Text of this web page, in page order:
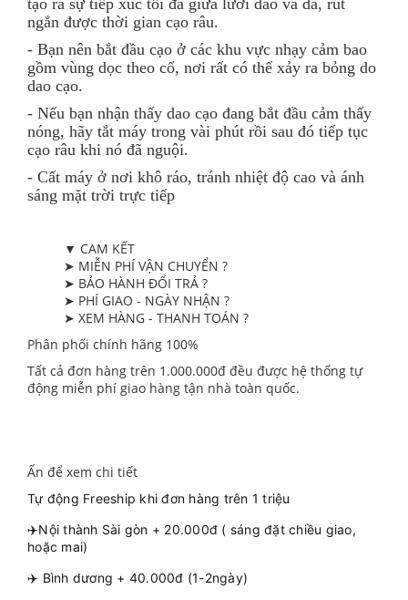
tạo ra sự tiếp xúc tối đa giữa lưỡi dao và da, rút
ngắn được thời gian cạo râu.
- Bạn nên bắt đầu cạo ở các khu vực nhạy cảm bao
gồm vùng dọc theo cổ, nơi rất có thể xảy ra bỏng do
dao cạo.
- Nếu bạn nhận thấy dao cạo đang bắt đầu cảm thấy
nóng, hãy tắt máy trong vài phút rồi sau đó tiếp tục
cạo râu khi nó đã nguội.
- Cất máy ở nơi khô ráo, tránh nhiệt độ cao và ánh
sáng mặt trời trực tiếp
▼ CAM KẾT
➤ MIỄN PHÍ VẬN CHUYỂN ?
➤ BẢO HÀNH ĐỔI TRẢ ?
➤ PHÍ GIAO - NGÀY NHẬN ?
➤ XEM HÀNG - THANH TOÁN ?
Phân phối chính hãng 100%
Tất cả đơn hàng trên 1.000.000đ đều được hệ thống tự
động miễn phí giao hàng tận nhà toàn quốc.
Ấn để xem chi tiết
Tự động Freeship khi đơn hàng trên 1 triệu
✈️Nội thành Sài gòn + 20.000đ ( sáng đặt chiều giao,
hoặc mai)
✈️ Bình dương + 40.000đ (1-2ngày)